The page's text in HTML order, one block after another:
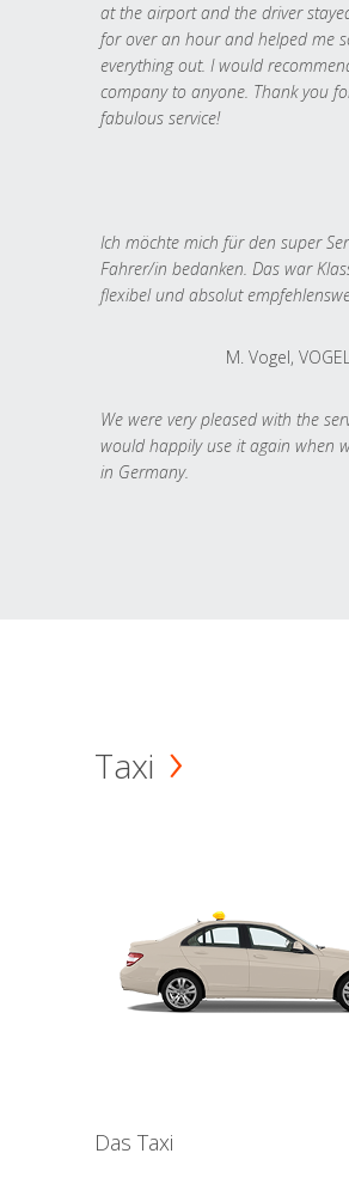
at the airport and the driver
for over an hour and helped me
everything out. I would
company to anyone. Thank you
fabulous service!
Ich möchte mich für den super
Fahrer/in bedanken. Das war
flexibel und absolut
M. Vogel,
We were very pleased with the
would happily use it again when
in Germany.
Taxi
Das Taxi